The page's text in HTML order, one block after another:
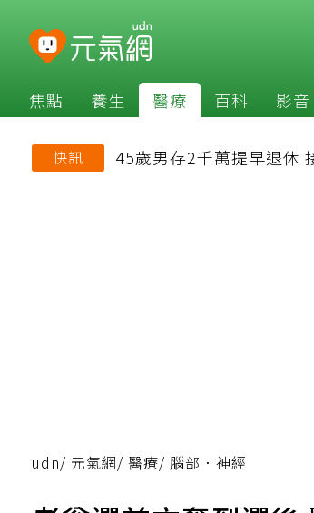
焦點 養生 醫療 百科 影音
快訊 45歲男存2千萬提早退休
udn/ 元氣網/ 醫療/ 腦部．神經